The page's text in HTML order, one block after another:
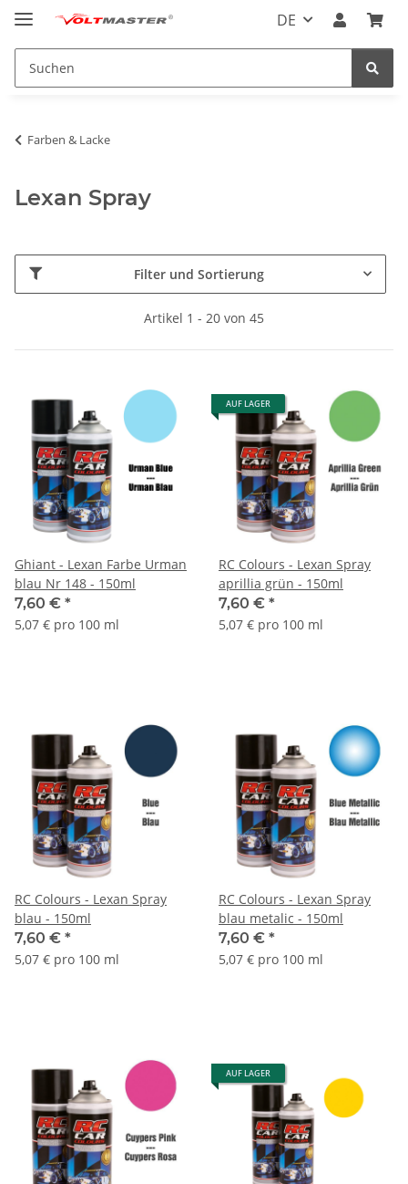
DE
Farben & Lacke
Lexan Spray
Filter und Sortierung
Artikel 1 - 20 von 45
Ghiant - Lexan Farbe Urman
blau Nr 148 - 150ml
7,60 € *
5,07 € pro 100 ml
AUF LAGER
RC Colours - Lexan Spray
aprillia grün - 150ml
7,60 € *
5,07 € pro 100 ml
RC Colours - Lexan Spray
blau - 150ml
7,60 € *
5,07 € pro 100 ml
RC Colours - Lexan Spray
blau metalic - 150ml
7,60 € *
5,07 € pro 100 ml
AUF LAGER